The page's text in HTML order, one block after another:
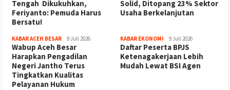
Tengah Dikukuhkan,
Feriyanto: Pemuda Harus
Bersatu!
Solid, Ditopang 23% Sektor
Usaha Berkelanjutan
KABAR ACEH BESAR 9 Juli 2026
Wabup Aceh Besar
Harapkan Pengadilan
Negeri Jantho Terus
Tingkatkan Kualitas
Pelayanan Hukum
KABAR EKONOMI 9 Juli 2026
Daftar Peserta BPJS
Ketenagakerjaan Lebih
Mudah Lewat BSI Agen